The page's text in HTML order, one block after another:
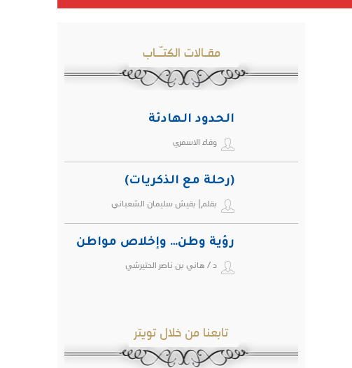
مقـالات الكتـّـاب
الحدود الهادئة
وفاء الاسمري
(رحلة مع الذكريات)
بقلم| بقيش سليمان الشعباني
رؤية وطن… وإخلاص مواطن
د / هاني بن ناصر الحتيرشي
تابعنا من خلال تويتر